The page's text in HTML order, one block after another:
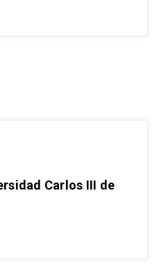
Carlos III de